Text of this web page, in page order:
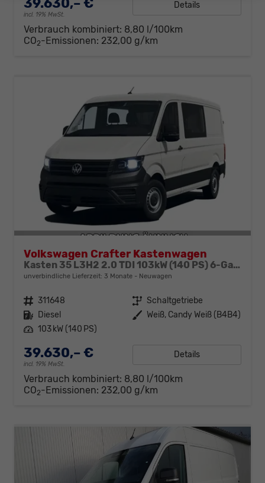
39.630,– €
incl. 19% MwSt.
Details
Verbrauch kombiniert: 8,80 l/100km
CO2-Emissionen: 232,00 g/km
Volkswagen Crafter Kastenwagen
Kasten 35 L3H2 2.0 TDI 103kW (140 PS) 6-Gang-Schaltgetriebe
unverbindliche Lieferzeit: 3 Monate Neuwagen
Fahrzeugnr. 311648 Getriebe Schaltgetriebe
Kraftstoff Diesel Außenfarbe Weiß, Candy Weiß (B4B4)
Leistung 103 kW (140 PS)
39.630,– €
incl. 19% MwSt.
Details
Verbrauch kombiniert: 8,80 l/100km
CO2-Emissionen: 232,00 g/km